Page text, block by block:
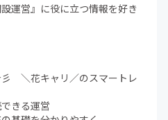
運営』に役に立つ情報を好き
＼花キャリ／のスマートレ
きる運営